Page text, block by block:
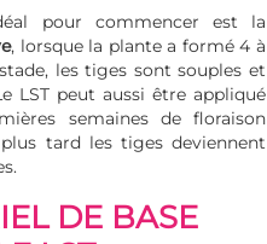
pour commencer est la
, lorsque la plante a formé 4 à
les tiges sont souples et
LST peut aussi être appliqué
semaines de floraison
tard les tiges deviennent
DE BASE